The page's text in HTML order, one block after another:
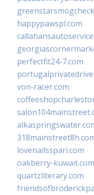
happypawspl.com
perfectfit24-7.com
von-racer.com
lovenailsspari.com
oakberry-kuwait.com
quartzliterary.com